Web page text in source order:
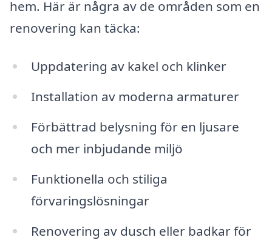
hem. Här är några av de områden som en
renovering kan täcka:
Uppdatering av kakel och klinker
Installation av moderna armaturer
Förbättrad belysning för en ljusare
och mer inbjudande miljö
Funktionella och stiliga
förvaringslösningar
Renovering av dusch eller badkar för